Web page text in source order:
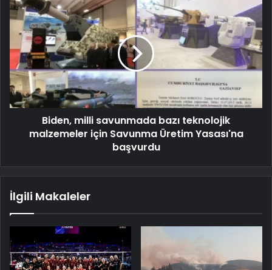
Biden, milli savunmada bazı teknolojik
malzemeler için Savunma Üretim Yasası'na
başvurdu
İlgili Makaleler